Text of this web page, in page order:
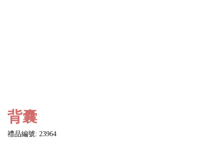
背囊
禮品編號: 23964